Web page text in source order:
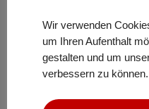
Dachverband der
hervorragend
Wir verwenden
um Ihren Aufenthalt
gestalten und um
verbessern zu können.